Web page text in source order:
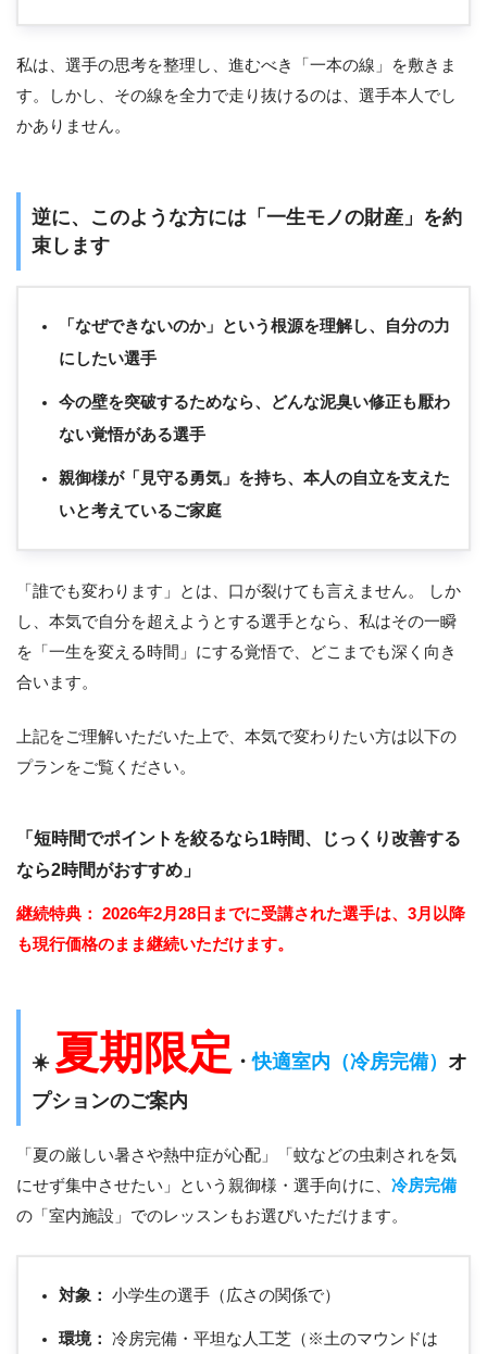
私は、選手の思考を整理し、進むべき「一本の線」を敷きま
す。しかし、その線を全力で走り抜けるのは、選手本人でし
かありません。
逆に、このような方には「一生モノの財産」を約
束します
「なぜできないのか」という根源を理解し、自分の力
にしたい選手
今の壁を突破するためなら、どんな泥臭い修正も厭わ
ない覚悟がある選手
親御様が「見守る勇気」を持ち、本人の自立を支えた
いと考えているご家庭
「誰でも変わります」とは、口が裂けても言えません。 しか
し、本気で自分を超えようとする選手となら、私はその一瞬
を「一生を変える時間」にする覚悟で、どこまでも深く向き
合います。
上記をご理解いただいた上で、本気で変わりたい方は以下の
プランをご覧ください。
「短時間でポイントを絞るなら1時間、じっくり改善する
なら2時間がおすすめ」
継続特典：
2026年2月28日までに受講された選手は、3月以降
も現行価格のまま継続いただけます。
☀️ 夏期限定 ・快適室内（冷房完備） オ
プションのご案内
「夏の厳しい暑さや熱中症が心配」「蚊などの虫刺されを気
にせず集中させたい」という親御様・選手向けに、 冷房完備
の「室内施設」でのレッスンもお選びいただけます。
対象： 小学生の選手（広さの関係で）
環境：
冷房完備・平坦な人工芝（※土のマウンドは